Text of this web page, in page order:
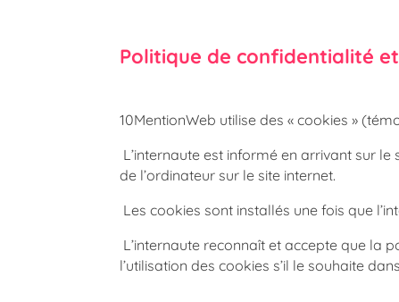
Politique de confidentialité
10MentionWeb utilise des « cookies »
L’internaute est informé en arrivant sur
de l’ordinateur sur le site internet.
Les cookies sont installés une fois que
L’internaute reconnaît et accepte que la
l’utilisation des cookies s’il le souhaite